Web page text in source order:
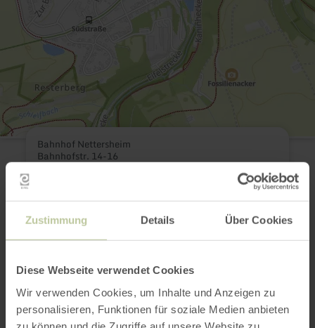
Zustimmung Details Über Cookies
Diese Webseite verwendet Cookies
Wir verwenden Cookies, um Inhalte und Anzeigen zu
personalisieren, Funktionen für soziale Medien anbieten
Bahnhof Nettersheim
Bahnhofstr. 14-16
Anreise planen
in Karte anzeigen
Das könnte auch